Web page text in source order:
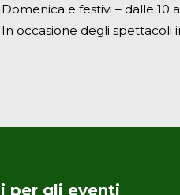
Domenica e festivi – dalle 10
In occasione degli spettacoli
per gli eventi